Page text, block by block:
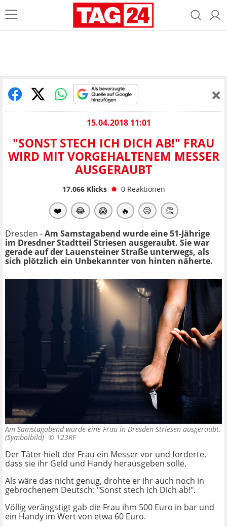
15.04.2018 11:01
"SONST STECH ICH DICH AB!" FRAU
WIRD MIT VORGEHALTENEM MESSER
AUSGERAUBT
17.066Klicks 0 Reaktionen
❤️ 😂 😱 🔥 😥 👏
Dresden -Am Samstagabend wurde eine 51-Jährige
im Dresdner Stadtteil Striesen ausgeraubt. Sie war
gerade auf der Lauensteiner Straße unterwegs, als
sich plötzlich ein Unbekannter von hinten näherte.
Am Samstagabend wurde eine Frau in Dresden Striesen ausgeraubt.
(Symbolbild) © 123RF
Der Täter hielt der Frau ein Messer vor und forderte,
dass sie ihr Geld und Handy herausgeben solle.
Als wäre das nicht genug, drohte er ihr auch noch in
gebrochenem Deutsch: "Sonst stech ich Dich ab!".
Völlig verängstigt gab die Frau ihm 500 Euro in bar und
ein Handy im Wert von etwa 60 Euro.